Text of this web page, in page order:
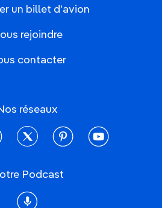
un billet d'avion
rejoindre
contacter
réseaux
twitter pinterestyoutube
Podcast
Podcast